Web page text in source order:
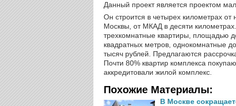
Данный проект является проектом
Он строится в четырех километрах от
Москвы, от МКАД в десяти
трехкомнатные квартиры, площадью
квадратных метров, однокомнатные
тысяч рублей. Предлагаются
Почти 80% квартир комплекса
аккредитовали жилой комплекс.
Похожие Материалы:
В Москве